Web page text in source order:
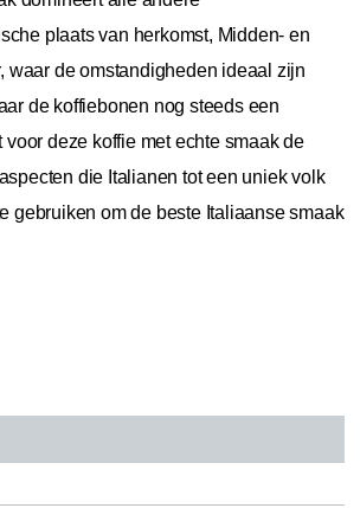
plaats van herkomst, Midden- en
waar de omstandigheden ideaal zijn
de koffiebonen nog steeds een
deze koffie met echte smaak de
die Italianen tot een uniek volk
gebruiken om de beste Italiaanse smaak